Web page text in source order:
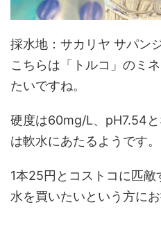
採水地：サカリヤ サパン
こちらは「トルコ」のミ
たいですね。
硬度は60mg/L、pH7.54
は軟水にあたるようです。
1本25円とコストコに匹敵
水を買いたいという方にお